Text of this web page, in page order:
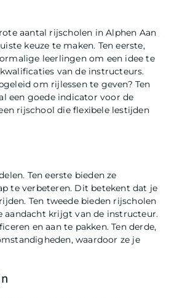
aantal rijscholen in Alphen Aan
keuze te maken. Ten eerste,
leerlingen om een idee te
van de instructeurs.
om rijlessen te geven? Ten
een goede indicator voor de
rijschool die flexibele lestijden
Ten eerste bieden ze
te verbeteren. Dit betekent dat je
Ten tweede bieden rijscholen
aandacht krijgt van de instructeur.
en aan te pakken. Ten derde,
waardoor ze je